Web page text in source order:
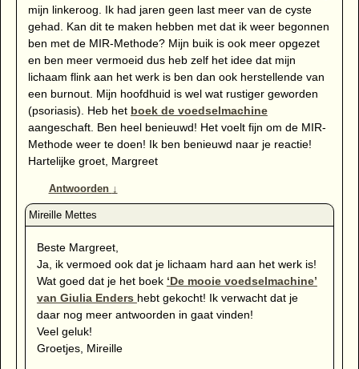
mijn linkeroog. Ik had jaren geen last meer van de cyste
gehad. Kan dit te maken hebben met dat ik weer begonnen
ben met de MIR-Methode? Mijn buik is ook meer opgezet
en ben meer vermoeid dus heb zelf het idee dat mijn
lichaam flink aan het werk is ben dan ook herstellende van
een burnout. Mijn hoofdhuid is wel wat rustiger geworden
(psoriasis). Heb het boek de voedselmachine
aangeschaft. Ben heel benieuwd! Het voelt fijn om de MIR-
Methode weer te doen! Ik ben benieuwd naar je reactie!
Hartelijke groet, Margreet
Antwoorden ↓
Beste Margreet,
Ja, ik vermoed ook dat je lichaam hard aan het werk is!
Wat goed dat je het boek ‘De mooie voedselmachine’
van Giulia Enders hebt gekocht! Ik verwacht dat je
daar nog meer antwoorden in gaat vinden!
Veel geluk!
Groetjes, Mireille